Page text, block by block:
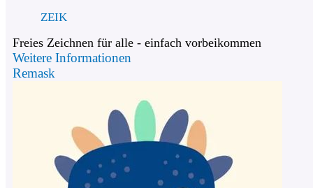
ZEIK
Freies Zeichnen für alle - einfach vorbeikommen
Weitere Informationen
Remask